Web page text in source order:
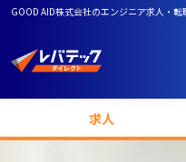
GOOD AID株式会社のエンジニア求人・
求人